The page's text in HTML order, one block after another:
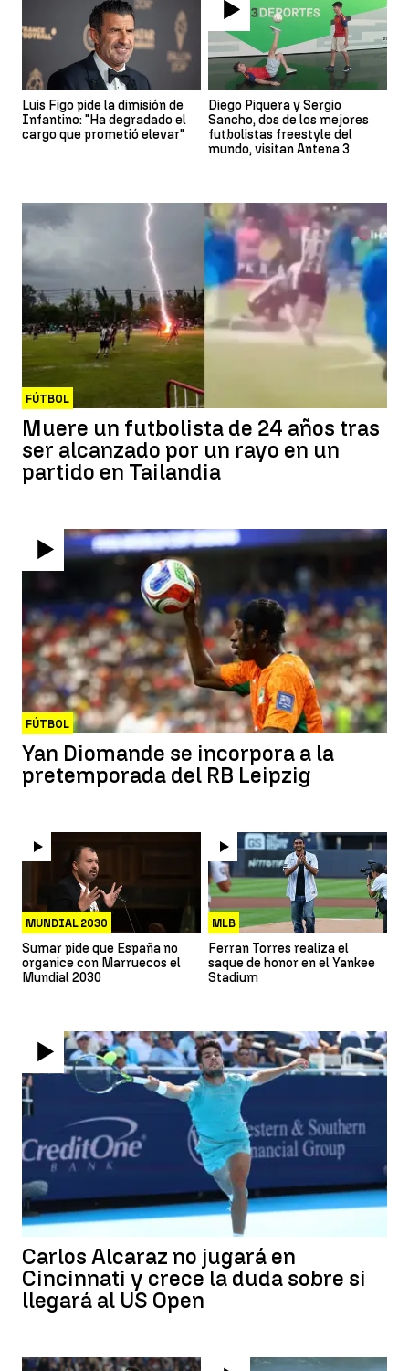
Luis Figo pide la dimisión de
Infantino: "Ha degradado el
cargo que prometió elevar"
Diego Piquera y Sergio
Sancho, dos de los mejores
futbolistas freestyle del
mundo, visitan Antena 3
FÚTBOL
Muere un futbolista de 24 años tras
ser alcanzado por un rayo en un
partido en Tailandia
FÚTBOL
Yan Diomande se incorpora a la
pretemporada del RB Leipzig
MUNDIAL 2030
Sumar pide que España no
organice con Marruecos el
Mundial 2030
MLB
Ferran Torres realiza el
saque de honor en el Yankee
Stadium
Carlos Alcaraz no jugará en
Cincinnati y crece la duda sobre si
llegará al US Open